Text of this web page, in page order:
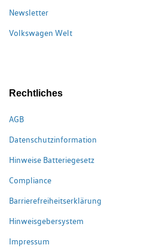
Newsletter
Volkswagen Welt
Rechtliches
AGB
Datenschutzinformation
Hinweise Batteriegesetz
Compliance
Barrierefreiheitserklärung
Hinweisgebersystem
Impressum